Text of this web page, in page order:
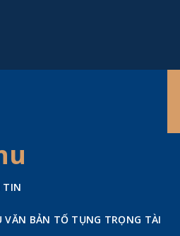
TIN
VĂN BẢN TỐ TỤNG TRỌNG TÀI